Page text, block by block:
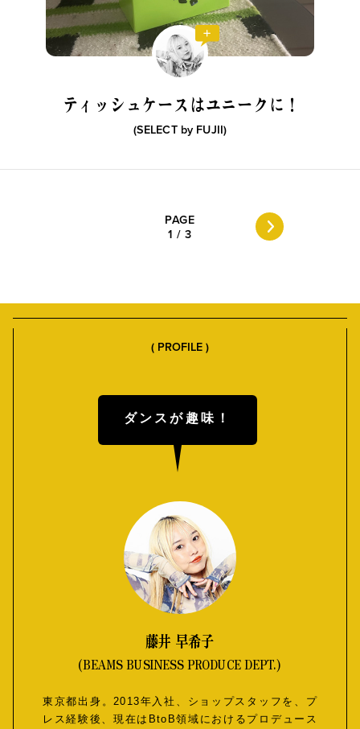
ティッシュケースはユニークに！
(SELECT by FUJII)
PAGE
1 /3
( PROFILE )
ダンスが趣味！
藤井 早希子
(BEAMS BUSINESS PRODUCE DEPT.)
東京都出身。2013年入社、ショップスタッフを、プ
レス経験後、現在はBtoB領域におけるプロデュース